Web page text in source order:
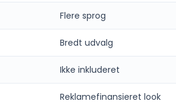
Flere sprog
Bredt udvalg
Ikke inkluderet
Reklamefinansieret look